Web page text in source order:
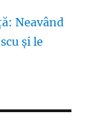
Neavând
și le